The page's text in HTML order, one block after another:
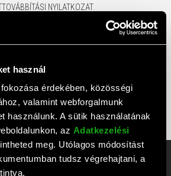
használ
érdekében, közösségi
valamint webforgalmunk
használunk. A sütik használatának
az Adatkezelési
meg. Utólagos módosítást
tudsz végrehajtani, a
NYILATKOZAT
MÁRKÁINK
GARANCIA GYIK
ADATTÖRLÉS TÁJÉKOZTATÓ
ELÁLLÁS
Ügyfélszolgálat